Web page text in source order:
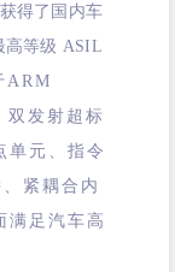
得了国内车
高等级 ASIL
ARM
双发射超标
单元、指令
紧耦合内
满足汽车高